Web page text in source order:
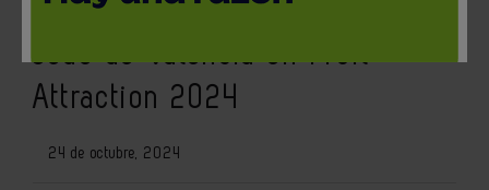
tecnológica en IA y destaca su
sede de Valencia en Fruit
Attraction 2024
24 de octubre, 2024